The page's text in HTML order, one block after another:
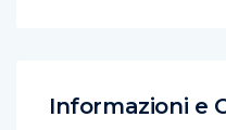
Informazioni e